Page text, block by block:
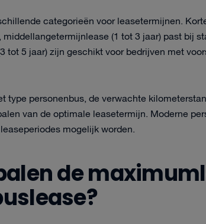
categorieën voor leasetermijnen.
(1 tot 3 jaar) past bij
5 jaar) zijn geschikt voor bedrijven met
type personenbus, de verwachte
van de optimale leasetermijn. Moderne
mogelijk worden.
de